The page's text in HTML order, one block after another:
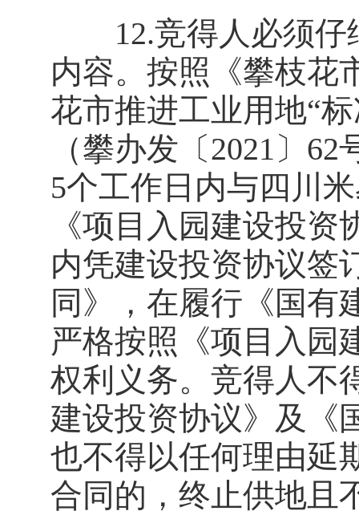
12.竞得人必须仔
内容。按照《攀枝花
花市推进工业用地“
（攀办发〔2021〕
5个工作日内与四川
《项目入园建设投
内凭建设投资协议签
同》，在履行《国有
严格按照《项目入园
权利义务。竞得人不
建设投资协议》及《
也不得以任何理由延
合同的，终止供地且